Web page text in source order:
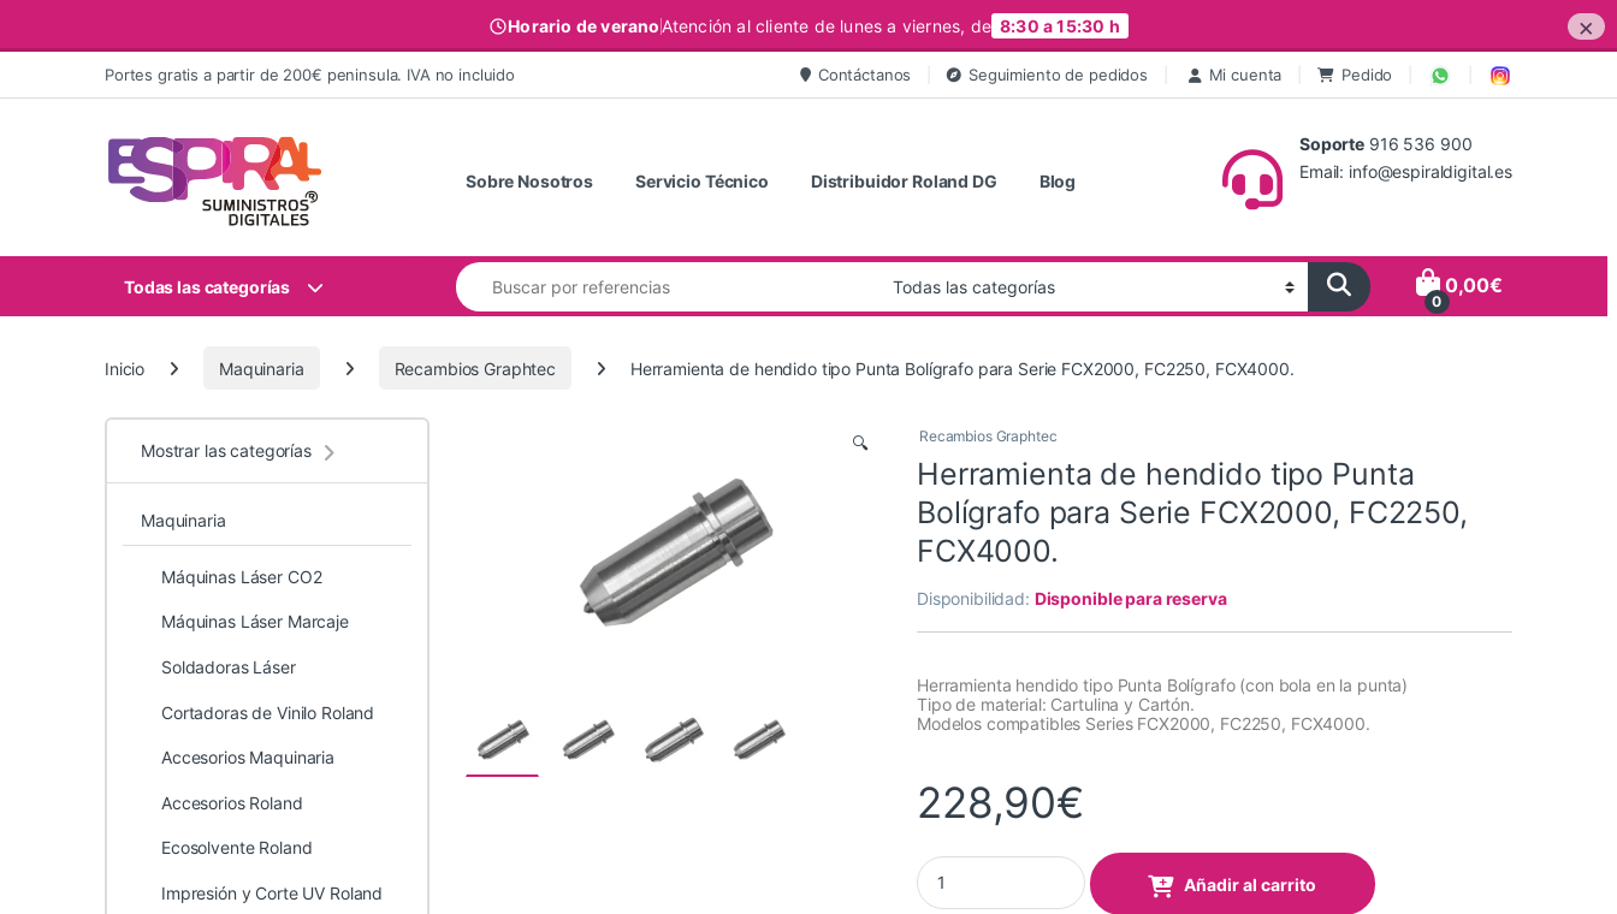
Horario de veranoAtención al cliente de lunes a viernes, de 8:30 a 15:30 h ×
Ir al contenidoPortes gratis a partir de 200€ peninsula. IVA no incluido Contáctanos Seguimiento de pedidos Mi cuenta Pedido
Sobre Nosotros Servicio Técnico Distribuidor Roland DG Blog
Soporte 916 536 900
Email: info@espiraldigital.es
Todas las categorías
Buscar:
0
0,00€
Inicio Maquinaria Recambios Graphtec Herramienta de hendido tipo Punta Bolígrafo para Serie FCX2000, FC2250, FCX4000.
🔍 Recambios Graphtec
Herramienta de hendido tipo Punta
Bolígrafo para Serie FCX2000, FC2250,
FCX4000.
Disponibilidad: Disponible para reserva
Herramienta hendido tipo Punta Bolígrafo (con bola en la punta)
Tipo de material: Cartulina y Cartón.
Modelos compatibles Series FCX2000, FC2250, FCX4000.
228,90€
Herramienta de hendido tipo Punta Bolígrafo para Serie FCX2000, FC2250,
Añadir al carrito
Mostrar las categorías
Maquinaria
Máquinas Láser CO2
Máquinas Láser Marcaje
Soldadoras Láser
Cortadoras de Vinilo Roland
Accesorios Maquinaria
Accesorios Roland
Ecosolvente Roland
Impresión y Corte UV Roland